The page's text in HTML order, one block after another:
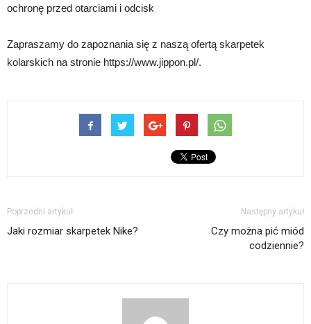
ochronę przed otarciami i odcisk
Zapraszamy do zapoznania się z naszą ofertą skarpetek
kolarskich na stronie https://www.jippon.pl/.
Poprzedni artykuł
Jaki rozmiar skarpetek Nike?
Następny artykuł
Czy można pić miód
codziennie?